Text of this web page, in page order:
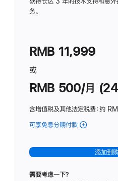
务。
RMB 11,999
或
RMB 500/月
含增值税及其他法定税费：约
可享免息分期付款 (Studio
-
标
添加到
需要考虑一下？